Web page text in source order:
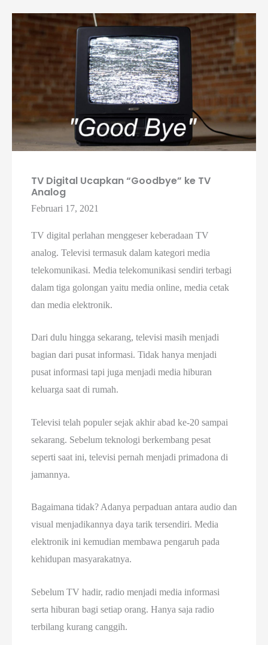
TV Digital Ucapkan “Goodbye” ke TV
Analog
Februari 17, 2021
TV digital perlahan menggeser keberadaan TV
analog. Televisi termasuk dalam kategori media
telekomunikasi. Media telekomunikasi sendiri terbagi
dalam tiga golongan yaitu media online, media cetak
dan media elektronik.
Dari dulu hingga sekarang, televisi masih menjadi
bagian dari pusat informasi. Tidak hanya menjadi
pusat informasi tapi juga menjadi media hiburan
keluarga saat di rumah.
Televisi telah populer sejak akhir abad ke-20 sampai
sekarang. Sebelum teknologi berkembang pesat
seperti saat ini, televisi pernah menjadi primadona di
jamannya.
Bagaimana tidak? Adanya perpaduan antara audio dan
visual menjadikannya daya tarik tersendiri. Media
elektronik ini kemudian membawa pengaruh pada
kehidupan masyarakatnya.
Sebelum TV hadir, radio menjadi media informasi
serta hiburan bagi setiap orang. Hanya saja radio
terbilang kurang canggih.